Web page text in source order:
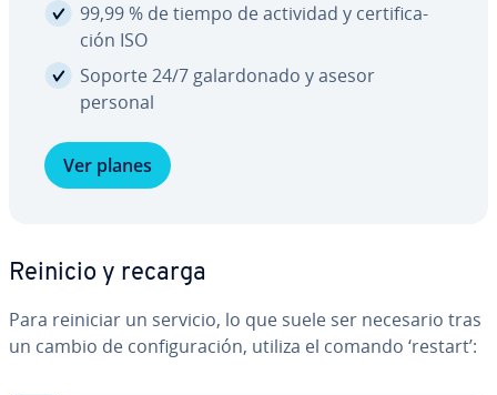
99,99 % de tiempo de actividad y ce­r­ti­fi­ca­
ción ISO
Soporte 24/7 ga­la­r­do­na­do y asesor
personal
Ver planes
Reinicio y recarga
Para reiniciar un servicio, lo que suele ser necesario tras
un cambio de co­n­fi­gu­ra­ción, utiliza el comando ‘restart’: